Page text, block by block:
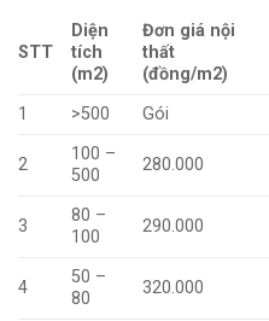
STT
Diện
tích
(m2)
Đơn giá nội
thất
(đồng/m2)
1 >500 Gói
2
100 –
500
280.000
3
80 –
100
290.000
4
50 –
80
320.000